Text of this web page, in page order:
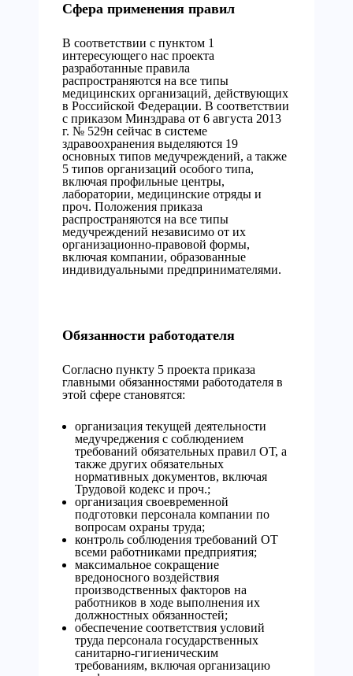
Сфера применения правил
В соответствии с пунктом 1
интересующего нас проекта
разработанные правила
распространяются на все типы
медицинских организаций, действующих
в Российской Федерации. В соответствии
с приказом Минздрава от 6 августа 2013
г. № 529н сейчас в системе
здравоохранения выделяются 19
основных типов медучреждений, а также
5 типов организаций особого типа,
включая профильные центры,
лаборатории, медицинские отряды и
проч. Положения приказа
распространяются на все типы
медучреждений независимо от их
организационно-правовой формы,
включая компании, образованные
индивидуальными предпринимателями.
Обязанности работодателя
Согласно пункту 5 проекта приказа
главными обязанностями работодателя в
этой сфере становятся:
организация текущей деятельности
медучреджения с соблюдением
требований обязательных правил ОТ, а
также других обязательных
нормативных документов, включая
Трудовой кодекс и проч.;
организация своевременной
подготовки персонала компании по
вопросам охраны труда;
контроль соблюдения требований ОТ
всеми работниками предприятия;
максимальное сокращение
вредоносного воздействия
производственных факторов на
работников в ходе выполнения их
должностных обязанностей;
обеспечение соответствия условий
труда персонала государственных
санитарно-гигиеническим
требованиям, включая организацию